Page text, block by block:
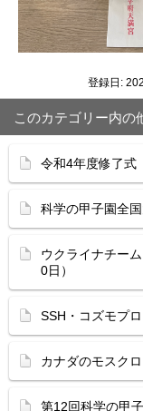
登録日:
このカテゴリー内の
令和4年度修了式
科学の甲子園全
ウクライナチー
0日）
SSH・コズモプ
カナダのモスク
第12回科学の甲